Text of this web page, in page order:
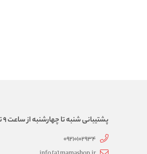
پشتیبانی شنبه تا چهارشنبه از ساعت 9 تا 17
09210102934